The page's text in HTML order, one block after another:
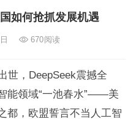
如何抢抓发展机遇
670阅读
世，DeepSeek震撼全
能领域“一池春水”——美
都，欧盟誓言不当人工智